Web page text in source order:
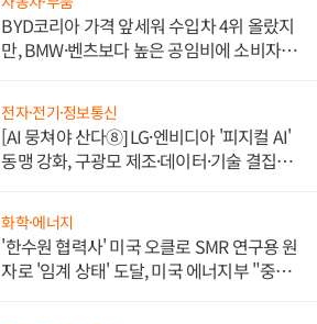
BYD코리아 가격 앞세워 수입차 4위 올랐지
만, BMW·벤츠보다 높은 공임비에 소비자
전자·전기·정보통신
[AI 뭉쳐야 산다⑧] LG·엔비디아 '피지컬 AI'
동맹 강화, 구광모 제조·데이터·기술 결집
화학·에너지
'한수원 협력사' 미국 오클로 SMR 연구용 원
자로 '임계 상태' 도달, 미국 에너지부 "중요